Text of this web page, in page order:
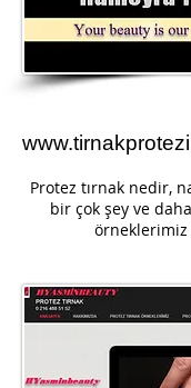
Protez tırnak nedir,
bir çok şey ve